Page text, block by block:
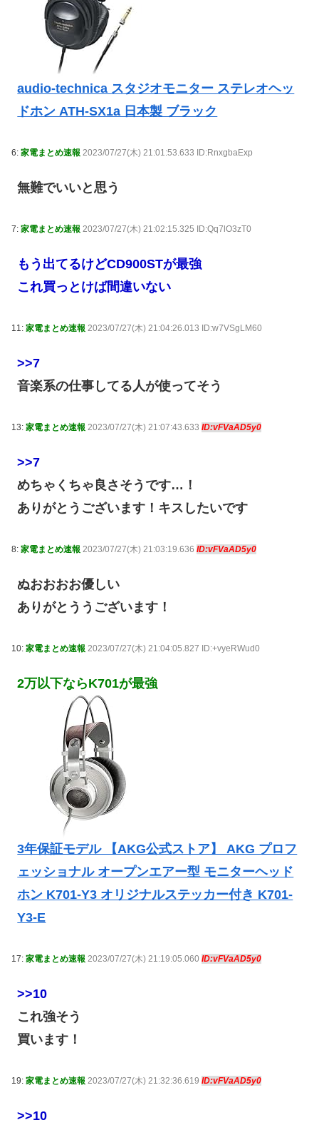
audio-technica スタジオモニター ステレオヘッ
ドホン ATH-SX1a 日本製 ブラック
6: 家電まとめ速報 2023/07/27(木) 21:01:53.633 ID:RnxgbaExp
無難でいいと思う
7: 家電まとめ速報 2023/07/27(木) 21:02:15.325 ID:Qq7lO3zT0
もう出てるけどCD900STが最強
これ買っとけば間違いない
11: 家電まとめ速報 2023/07/27(木) 21:04:26.013 ID:w7VSgLM60
>>7
音楽系の仕事してる人が使ってそう
13: 家電まとめ速報 2023/07/27(木) 21:07:43.633 ID:vFVaAD5y0
>>7
めちゃくちゃ良さそうです…！
ありがとうございます！キスしたいです
8: 家電まとめ速報 2023/07/27(木) 21:03:19.636 ID:vFVaAD5y0
ぬおおおお優しい
ありがとううございます！
10: 家電まとめ速報 2023/07/27(木) 21:04:05.827 ID:+vyeRWud0
2万以下ならK701が最強
3年保証モデル 【AKG公式ストア】 AKG プロフ
ェッショナル オープンエアー型 モニターヘッド
ホン K701-Y3 オリジナルステッカー付き K701-
Y3-E
17: 家電まとめ速報 2023/07/27(木) 21:19:05.060 ID:vFVaAD5y0
>>10
これ強そう
買います！
19: 家電まとめ速報 2023/07/27(木) 21:32:36.619 ID:vFVaAD5y0
>>10